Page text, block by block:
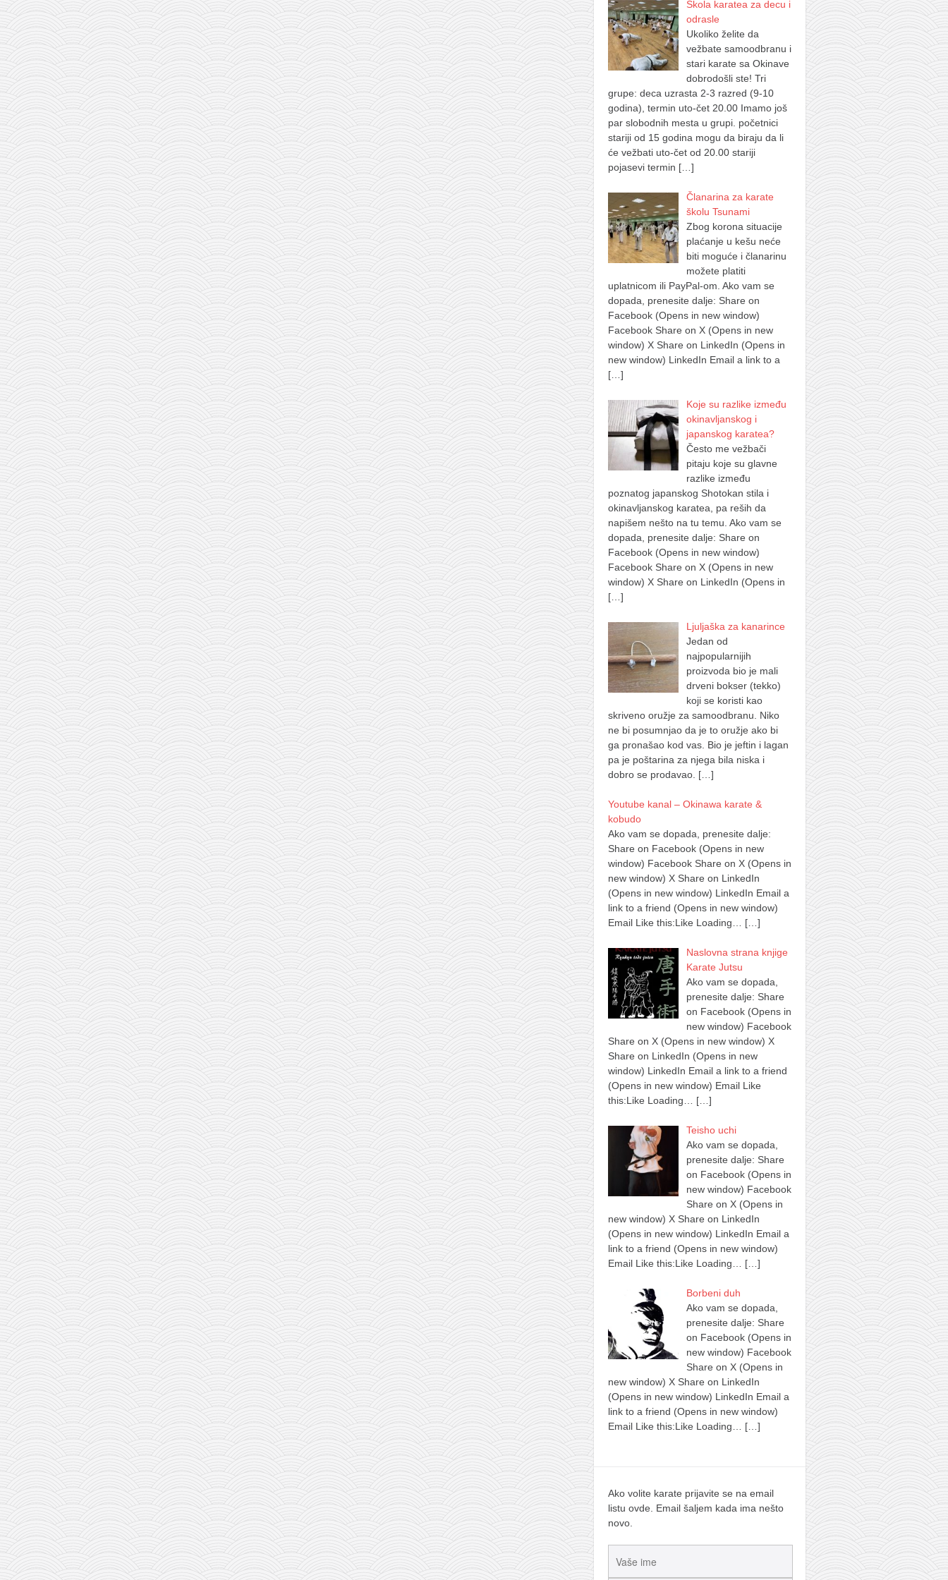
članarina
kontakt
besplatna e-knjiga
termini treninga
moja priča
moja priča
fotke
kontakt
Škola karatea za decu i
odrasle
Ukoliko želite da
vežbate samoodbranu i
stari karate sa Okinave
dobrodošli ste! Tri
grupe: deca uzrasta 2-3 razred (9-10
godina), termin uto-čet 20.00 Imamo još
par slobodnih mesta u grupi. početnici
stariji od 15 godina mogu da biraju da li
će vežbati uto-čet od 20.00 stariji
pojasevi termin […]
Članarina za karate
školu Tsunami
Zbog korona situacije
plaćanje u kešu neće
biti moguće i članarinu
možete platiti
uplatnicom ili PayPal-om. Ako vam se
dopada, prenesite dalje: Share on
Facebook (Opens in new window)
Facebook Share on X (Opens in new
window) X Share on LinkedIn (Opens in
new window) LinkedIn Email a link to a
[…]
Koje su razlike između
okinavljanskog i
japanskog karatea?
Često me vežbači
pitaju koje su glavne
razlike između
poznatog japanskog Shotokan stila i
okinavljanskog karatea, pa reših da
napišem nešto na tu temu. Ako vam se
dopada, prenesite dalje: Share on
Facebook (Opens in new window)
Facebook Share on X (Opens in new
window) X Share on LinkedIn (Opens in
[…]
Ljuljaška za kanarince
Jedan od
najpopularnijih
proizvoda bio je mali
drveni bokser (tekko)
koji se koristi kao
skriveno oružje za samoodbranu. Niko
ne bi posumnjao da je to oružje ako bi
ga pronašao kod vas. Bio je jeftin i lagan
pa je poštarina za njega bila niska i
dobro se prodavao. […]
Youtube kanal – Okinawa karate &
kobudo
Ako vam se dopada, prenesite dalje:
Share on Facebook (Opens in new
window) Facebook Share on X (Opens in
new window) X Share on LinkedIn
(Opens in new window) LinkedIn Email a
link to a friend (Opens in new window)
Email Like this:Like Loading…
[…]
Naslovna strana knjige
Karate Jutsu
Ako vam se dopada,
prenesite dalje: Share
on Facebook (Opens in
new window) Facebook
Share on X (Opens in new window) X
Share on LinkedIn (Opens in new
window) LinkedIn Email a link to a friend
(Opens in new window) Email Like
this:Like Loading…
[…]
Teisho uchi
Ako vam se dopada,
prenesite dalje: Share
on Facebook (Opens in
new window) Facebook
Share on X (Opens in
new window) X Share on LinkedIn
(Opens in new window) LinkedIn Email a
link to a friend (Opens in new window)
Email Like this:Like Loading…
[…]
Borbeni duh
Ako vam se dopada,
prenesite dalje: Share
on Facebook (Opens in
new window) Facebook
Share on X (Opens in
new window) X Share on LinkedIn
(Opens in new window) LinkedIn Email a
link to a friend (Opens in new window)
Email Like this:Like Loading…
[…]
Ako volite karate prijavite se na email
listu ovde. Email šaljem kada ima nešto
novo.